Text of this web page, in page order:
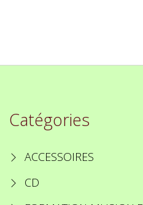
Catégories
ACCESSOIRES
CD